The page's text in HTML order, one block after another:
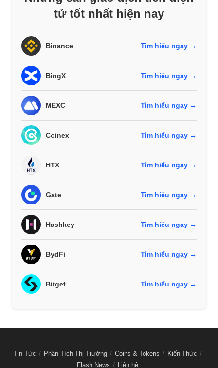
tử tốt nhất hiện nay
Binance Tìm hiểu ngay →
BingX Tìm hiểu ngay →
MEXC Tìm hiểu ngay →
Coinex Tìm hiểu ngay →
HTX Tìm hiểu ngay →
Gate Tìm hiểu ngay →
Hashkey Tìm hiểu ngay →
BydFi Tìm hiểu ngay →
Bitget Tìm hiểu ngay →
Tin Tức Phân Tích Thị Trường Coins & Tokens
Kiến Thức
Flash News
Liên hệ